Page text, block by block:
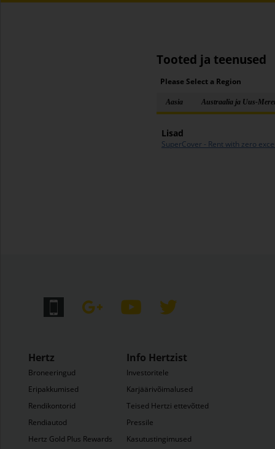
Tooted ja teenused
Please Select a Region
Aasia Austraalia ja Uus-
Lisad
SuperCover - Rent with zero
Hertz
Broneeringud
Eripakkumised
Rendikontorid
Rendiautod
Hertz Gold Plus Rewards
Info Hertzist
Investoritele
Karjäärivõimalused
Teised Hertzi ettevõtted
Pressile
Kasutustingimused